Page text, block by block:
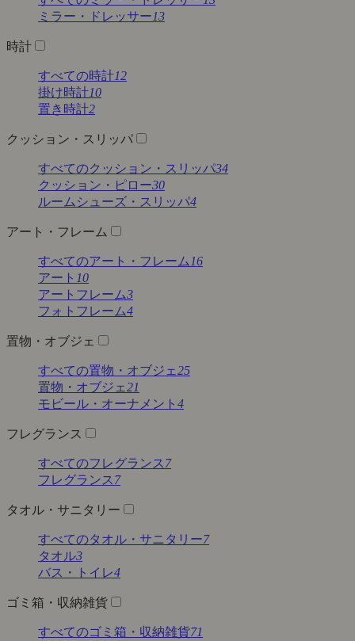
ミラー・ドレッサー13
時計
すべての時計12
掛け時計10
置き時計2
クッション・スリッパ
すべてのクッション・スリッパ34
クッション・ピロー30
ルームシューズ・スリッパ4
アート・フレーム
すべてのアート・フレーム16
アート 10
アートフレーム3
フォトフレーム4
置物・オブジェ
すべての置物・オブジェ25
置物・オブジェ21
モビール・オーナメント 4
フレグランス
すべてのフレグランス7
フレグランス7
タオル・サニタリー
すべてのタオル・サニタリー7
タオル3
バス・トイレ4
ゴミ箱・収納雑貨
すべてのゴミ箱・収納雑貨71